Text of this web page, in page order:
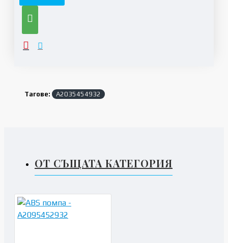
Тагове: A2035454932
ОТ СЪЩАТА КАТЕГОРИЯ